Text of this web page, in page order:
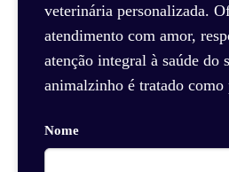
veterinária personalizada.
atendimento com amor,
atenção integral à saúde do
animalzinho é tratado
Nome